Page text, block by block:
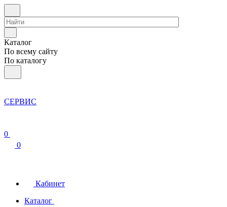
Каталог
По всему сайту
По каталогу
СЕРВИС
0
0
Кабинет
Каталог